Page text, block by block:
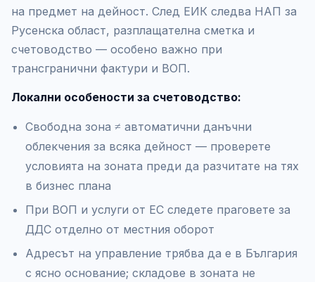
на предмет на дейност. След ЕИК следва НАП за
Русенска област, разплащателна сметка и
счетоводство — особено важно при
трансгранични фактури и ВОП.
Локални особености за счетоводство:
Свободна зона ≠ автоматични данъчни
облекчения за всяка дейност — проверете
условията на зоната преди да разчитате на тях
в бизнес плана
При ВОП и услуги от ЕС следете праговете за
ДДС отделно от местния оборот
Адресът на управление трябва да е в България
с ясно основание; складове в зоната не